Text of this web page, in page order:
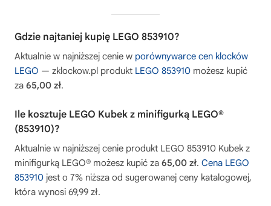
Gdzie najtaniej kupię LEGO 853910?
Aktualnie w najniższej cenie w porównywarce cen klocków
LEGO — zklockow.pl produkt LEGO 853910 możesz kupić
za 65,00 zł.
Ile kosztuje LEGO Kubek z minifigurką LEGO®
(853910)?
Aktualnie w najniższej cenie produkt LEGO 853910 Kubek z
minifigurką LEGO® możesz kupić za 65,00 zł. Cena LEGO
853910 jest o 7% niższa od sugerowanej ceny katalogowej,
która wynosi 69,99 zł.